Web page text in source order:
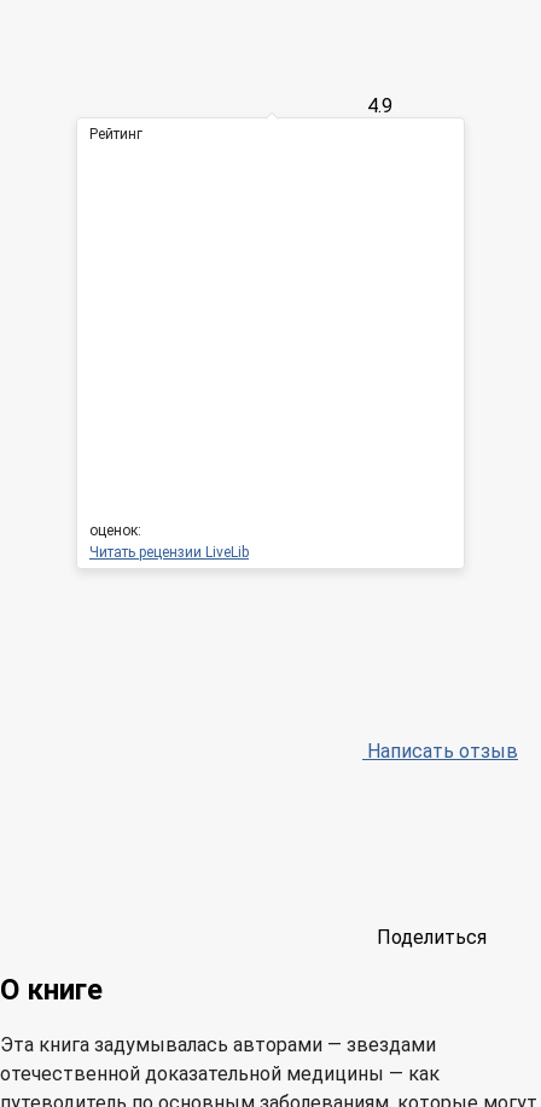
4.9
Рейтинг
оценок:
Читать рецензии LiveLib
Написать отзыв
Поделиться
О книге
Эта книга задумывалась авторами — звездами
отечественной доказательной медицины — как
путеводитель по основным заболеваниям, которые могут